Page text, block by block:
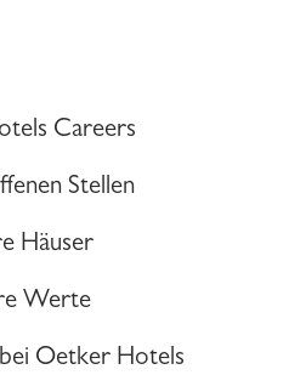
Careers
Stellen
Häuser
Werte
Oetker Hotels